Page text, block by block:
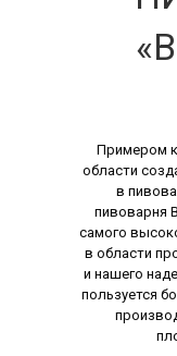
Примером
области
в
пивоварня
самого
в области
и нашего
пользуется